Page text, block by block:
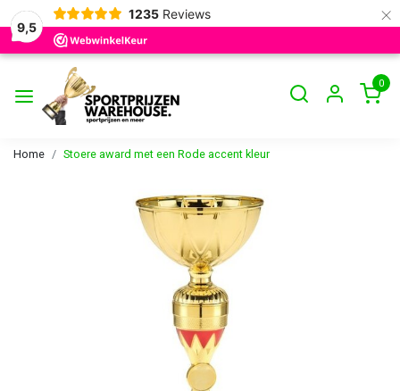
9,5
1235 Reviews ×
0
Home Stoere award met een Rode accent kleur